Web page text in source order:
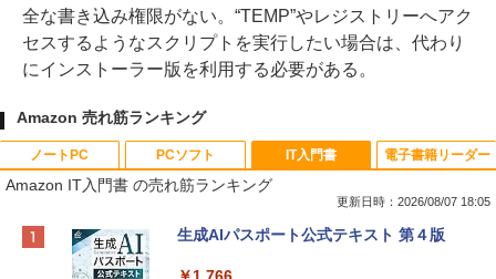
全な書き込み権限がない。“TEMP”やレジストリーへアク
セスするようなスクリプトを実行したい場合は、代わり
にインストーラー版を利用する必要がある。
Amazon 売れ筋ランキング
ノートPC
Apple 2026 MacBook Neo A18 Proチッ
e Intelligence、Liquid Retinaディスプ
PCソフト
Robloxギフトカード - 800 Robux 【限
インゲームコード】 ロブロックス | オン
IT入門書
Amazon IT入門書 の売れ筋ランキング
更新日時：2026/08/07 18:05
生成AIパスポート公式テキスト 第４版
￥1,766
電子書籍リーダー